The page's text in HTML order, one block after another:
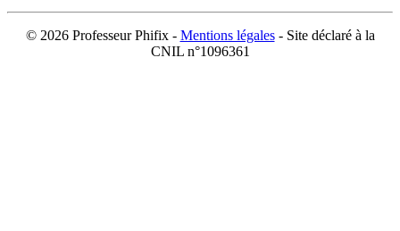
© 2026 Professeur Phifix - Mentions légales- Site déclaré à la
CNIL n°1096361